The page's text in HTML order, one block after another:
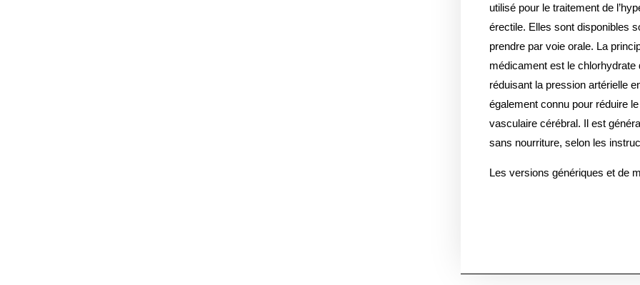
utilisé pour le traitement de
érectile. Elles sont disponibles
prendre par voie orale. La
médicament est le chlorhydrate
réduisant la pression artérielle
également connu pour réduire
vasculaire cérébral. Il est
sans nourriture, selon les
Les versions génériques et de